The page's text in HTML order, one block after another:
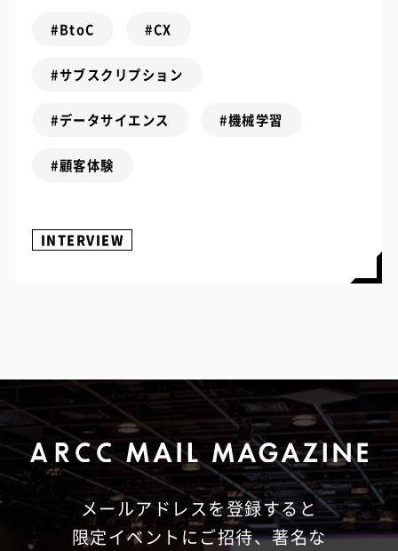
#BtoC #CX
#サブスクリプション
#データサイエンス #機械学習
#顧客体験
INTERVIEW
メールアドレスを登録すると
限定イベントにご招待、著名な